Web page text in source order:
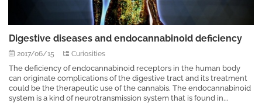
Digestive diseases and endocannabinoid deficiency
2017/06/15 Curiosities
The deficiency of endocannabinoid receptors in the human body
can originate complications of the digestive tract and its treatment
could be the therapeutic use of the cannabis. The endocannabinoid
system is a kind of neurotransmission system that is found in...